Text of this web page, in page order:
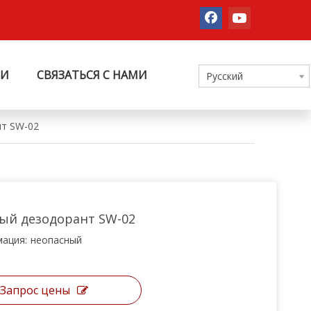
СВЯЗАТЬСЯ С НАМИ Pусский
SW-02
дезодорант SW-02
неопасный
Запрос цены